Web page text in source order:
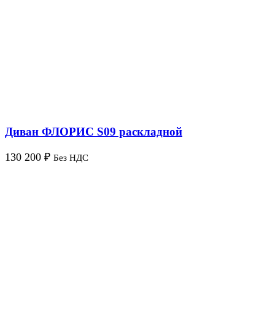
Диван ФЛОРИС S09 раскладной
130 200 ₽ Без НДС